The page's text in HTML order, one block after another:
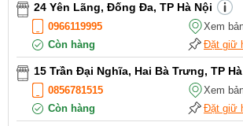
24 Yên Lãng, Đống Đa, TP Hà Nội
0966119995
Xem
Còn hàng
Đặt giữ
15 Trần Đại Nghĩa, Hai Bà Trưng, TP
0856781515
Xem
Còn hàng
Đặt giữ